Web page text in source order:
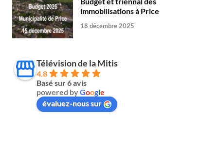
immobilisations à Price
18 décembre 2025
Télévision de la Mitis
4.8
Basé sur 6 avis
powered byGoogle
évaluez-nous sur